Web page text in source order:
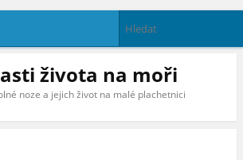
života na moři
noze a jejich život na malé plachetnici